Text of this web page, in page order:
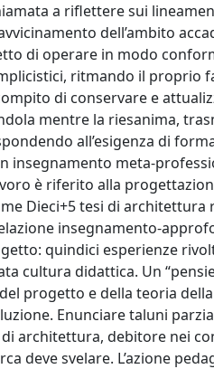
a riflettere sui
dell’ambito
di operare in modo
ritmando il proprio
di conservare e
mentre la riesanima,
all’esigenza di
meta-
è riferito alla
Dieci+5 tesi di architettura
insegnamento-
quindici esperienze
cultura didattica. Un
progetto e della teoria
Enunciare taluni
architettura, debitore nei
deve svelare. L’azione